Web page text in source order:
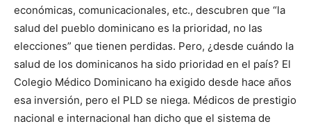
económicas, comunicacionales, etc., descubren que “la
salud del pueblo dominicano es la prioridad, no las
elecciones” que tienen perdidas. Pero, ¿desde cuándo la
salud de los dominicanos ha sido prioridad en el país? El
Colegio Médico Dominicano ha exigido desde hace años
esa inversión, pero el PLD se niega. Médicos de prestigio
nacional e internacional han dicho que el sistema de